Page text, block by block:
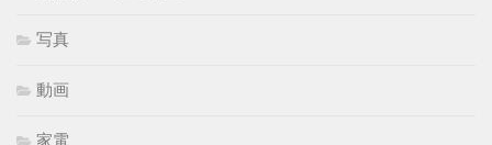
写真
動画
家電